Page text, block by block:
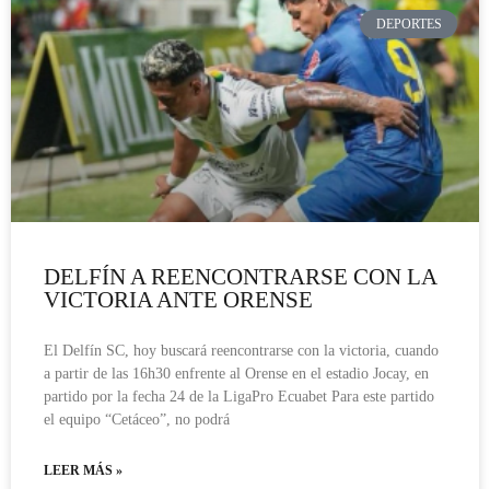
DEPORTES
DELFÍN A REENCONTRARSE CON LA
VICTORIA ANTE ORENSE
El Delfín SC, hoy buscará reencontrarse con la victoria, cuando
a partir de las 16h30 enfrente al Orense en el estadio Jocay, en
partido por la fecha 24 de la LigaPro Ecuabet Para este partido
el equipo “Cetáceo”, no podrá
LEER MÁS »